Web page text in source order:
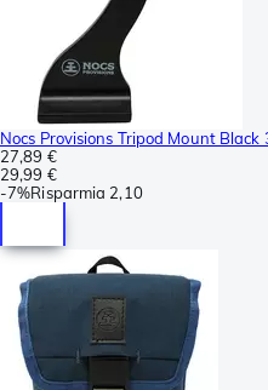
Nocs Provisions Tripod Mount
27,89 €
29,99 €
-7%Risparmia 2,10